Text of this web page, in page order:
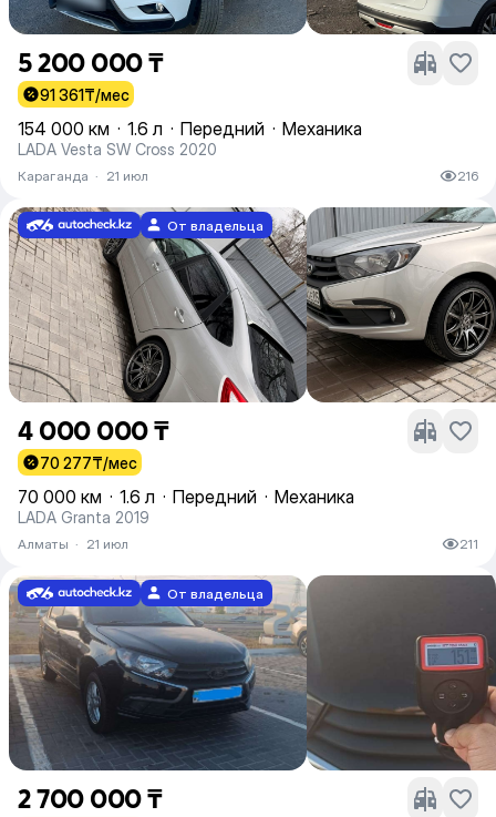
5 200 000 ₸
91 361₸/мес
154 000 км · 1.6 л · Передний · Механика
LADA Vesta SW Cross 2020
Караганда · 21 июл 216
От владельца
4 000 000 ₸
70 277₸/мес
70 000 км · 1.6 л · Передний · Механика
LADA Granta 2019
Алматы · 21 июл 211
От владельца
2 700 000 ₸